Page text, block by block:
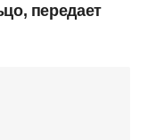
передает